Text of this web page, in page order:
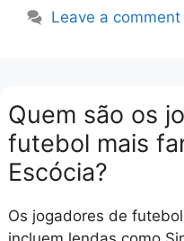
Leave a comment
Quem são os
futebol mais
Escócia?
Os jogadores de